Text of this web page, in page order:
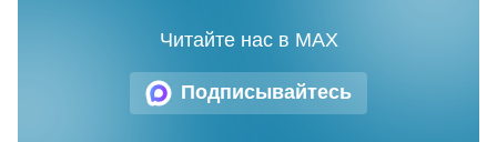
Подписывайтесь
Читайте нас в MAX